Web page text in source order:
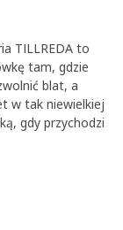
prostsze.
TILLREDA to
tam, gdzie
blat, a
w tak niewielkiej
gdy przychodzi